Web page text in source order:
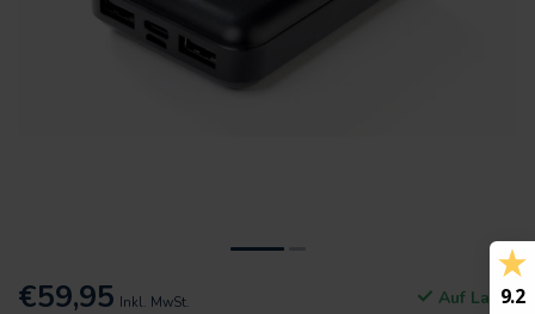
€59,95 Inkl. MwSt. Auf Lager
9.2